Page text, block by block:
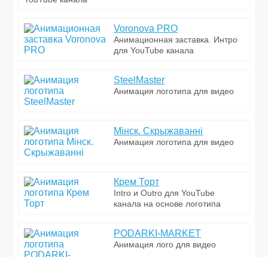
Voronova PRO
Анимационная заставка. Интро
для YouTube канала
SteelMaster
Анимация логотипа для видео
Miнск. Скрыжаваннi
Анимация логотипа для видео
Крем Торт
Intro и Outro для YouTube
канала на основе логотипа
PODARKI-MARKET
Анимация лого для видео